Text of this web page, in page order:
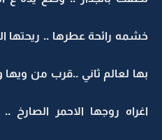
خشمه رائحة عطرها .. ريحتها
بها لعالم ثاني ..قرب من
اغراه روجها الاحمر